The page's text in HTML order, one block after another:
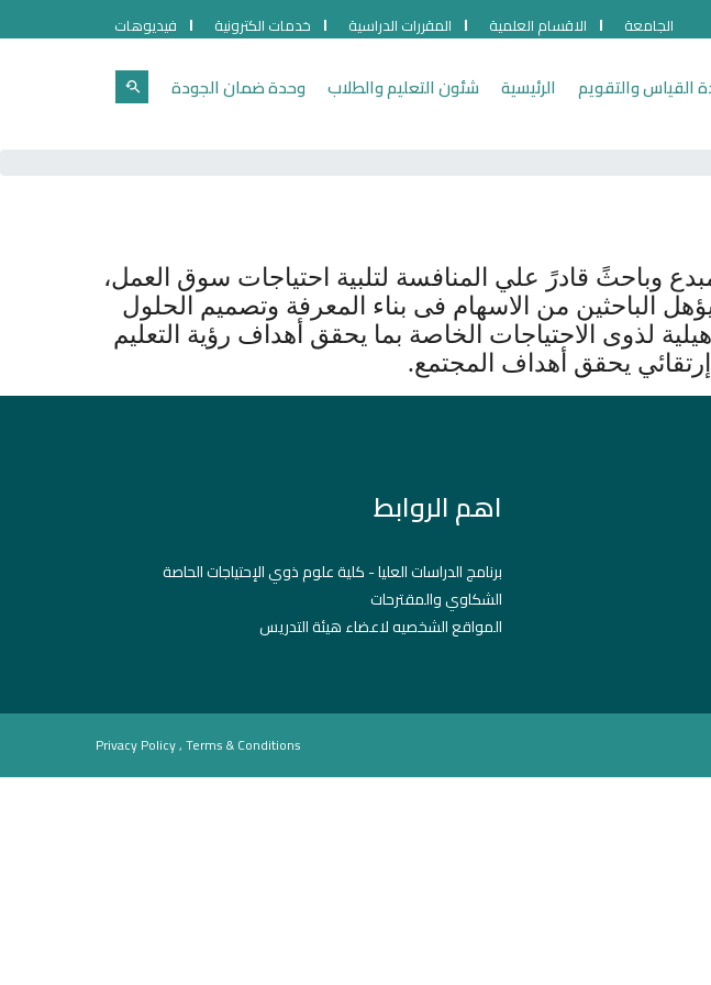
الجامعة الاقسام العلمية المقررات الدراسية خدمات الكترونية فيديوهات
القياس والتقويم الرئيسية شئون التعليم والطلاب وحدة ضمان الجودة
وباحثً قادرً علي المنافسة لتلبية احتياجات سوق العمل،
الباحثين من الاسهام فى بناء المعرفة وتصميم الحلول
لذوى الاحتياجات الخاصة بما يحقق أهداف رؤية التعليم
اهم الروابط
برنامج الدراسات العليا - كلية علوم ذوي الإحتياجات الحاصة
الشكاوي والمقترحات
المواقع الشخصيه لاعضاء هيئة التدريس
Privacy Policy , Terms & Conditions